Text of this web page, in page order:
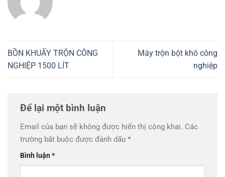
BỒN KHUẤY TRỘN CÔNG
NGHIỆP 1500 LÍT
Máy trộn bột khô công
nghiệp
Để lại một bình luận
Email của bạn sẽ không được hiển thị công khai. Các
trường bắt buộc được đánh dấu *
Bình luận*